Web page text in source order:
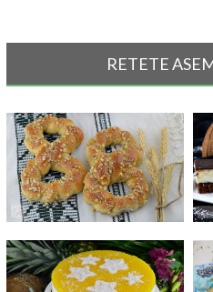
RETETE
Mucenici moldovenesti impletiti,
de[...]